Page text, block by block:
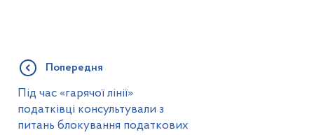
Попередня
Під час «гарячої лінії»
податківці консультували з
питань блокування податкових